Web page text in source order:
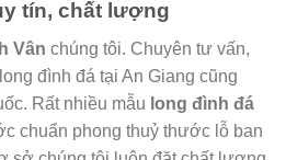
tín, chất lượng
Vân chúng tôi. Chuyên tư vấn,
đình đá tại An Giang cũng
Rất nhiều mẫu long đình đá
chuẩn phong thuỷ thước lỗ ban